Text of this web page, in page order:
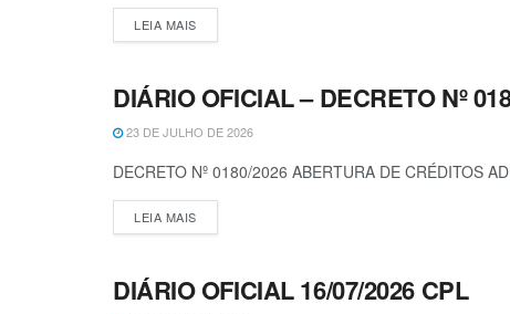
LEIA MAIS
DECRETOS
DIÁRIO OFICIAL – DECRETO Nº
23 DE JULHO DE 2026
DECRETO Nº 0180/2026 ABERTURA DE CRÉDITOS
LEIA MAIS
DIÁRIO OFICIAL
DIÁRIO OFICIAL 16/07/2026 CPL